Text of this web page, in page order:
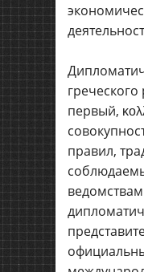
первый,
правил,